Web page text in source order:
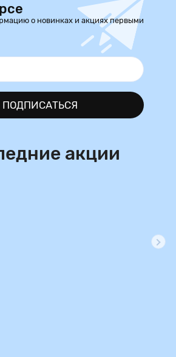
о новинках и акциях первыми
ПОДПИСАТЬСЯ
акции